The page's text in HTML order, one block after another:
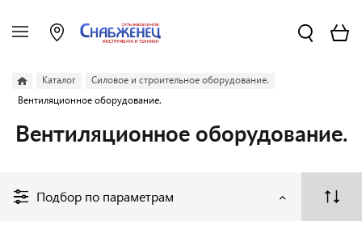
Каталог
Силовое и строительное оборудование.
Вентиляционное оборудование.
Вентиляционное оборудование.
Подбор по параметрам